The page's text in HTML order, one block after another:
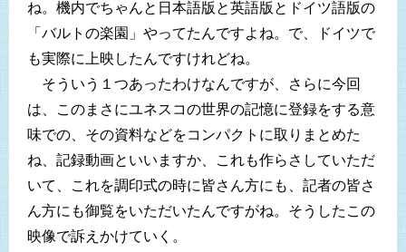
ね。機内でちゃんと日本語版と英語版とドイツ語版の
「バルトの楽園」やってたんですよね。で、ドイツで
も実際に上映したんですけれどね。
そういう１つあったわけなんですが、さらに今回
は、このまさにユネスコの世界の記憶に登録をする意
味での、その資料などをコンパクトに取りまとめた
ね、記録動画といいますか、これも作らさしていただ
いて、これを調印式の時に皆さん方にも、記者の皆さ
ん方にも御覧をいただいたんですがね。そうしたこの
映像で訴えかけていく。